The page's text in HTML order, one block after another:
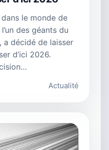
le monde de
des géants du
a décidé de laisser
d’ici 2026.
Actualité